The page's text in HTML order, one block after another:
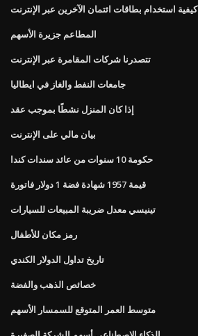
كيفية استخدام بطاقات ائتمان الآخرين عبر الإنترنت
المطاعم جزيرة الأسهم
تتصدرنا شركات المقامرة عبر الإنترنت
جامعات النفط والغاز في ايطاليا
إذا كان المنزل نشطًا بموجب عقد
بيان مالي على الإنترنت
حكومة 10 سنوات من عائد سندات كندا
قيمة 1957 شهادة فضة 1 دولار فاتورة
تينيسي معدل ضريبة المبيعات للسيارات
رمز مكان للأطفال
تاريخ تداول الدولار الكندي
خصائص الذهب والفضة
متوسط ​​العمر المتوقع للسمسار الأسهم